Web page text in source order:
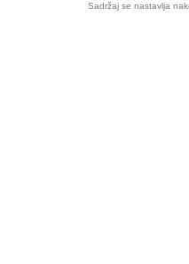
Sadržaj se nastavlja